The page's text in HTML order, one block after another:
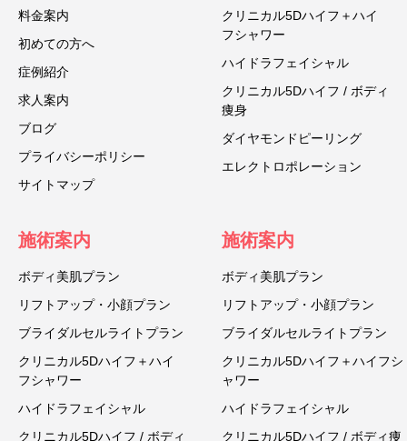
料金案内
初めての方へ
症例紹介
求人案内
ブログ
プライバシーポリシー
サイトマップ
クリニカル5Dハイフ＋ハイ
フシャワー
ハイドラフェイシャル
クリニカル5Dハイフ / ボディ
痩身
ダイヤモンドピーリング
エレクトロポレーション
施術案内
ボディ美肌プラン
リフトアップ・小顔プラン
ブライダルセルライトプラン
クリニカル5Dハイフ＋ハイ
フシャワー
ハイドラフェイシャル
クリニカル5Dハイフ / ボディ
施術案内
ボディ美肌プラン
リフトアップ・小顔プラン
ブライダルセルライトプラン
クリニカル5Dハイフ＋ハイフシ
ャワー
ハイドラフェイシャル
クリニカル5Dハイフ / ボディ痩